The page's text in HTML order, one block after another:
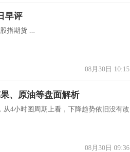
早评
指期货 ...
08月30日 10:15
、原油等盘面解析
从4小时图周期上看，下降趋势依旧没有改
08月30日 09:36